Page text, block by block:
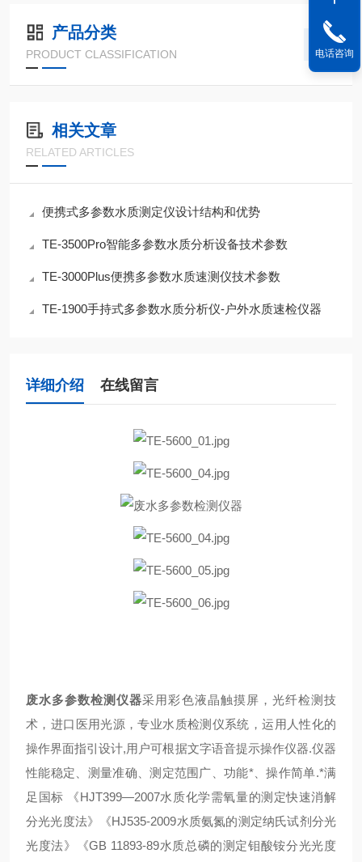
产品分类
PRODUCT CLASSIFICATION
相关文章
RELATED ARTICLES
便携式多参数水质测定仪设计结构和优势
TE-3500Pro智能多参数水质分析设备技术参数
TE-3000Plus便携多参数水质速测仪技术参数
TE-1900手持式多参数水质分析仪-户外水质速检仪器
详细介绍 在线留言
废水多参数检测仪器采用彩色液晶触摸屏，光纤检测技
术，进口医用光源，专业水质检测仪系统，运用人性化的
操作界面指引设计,用户可根据文字语音提示操作仪器.仪器
性能稳定、测量准确、测定范围广、功能*、操作简单.*满
足国标 《HJT399—2007水质化学需氧量的测定快速消解
分光光度法》《HJ535-2009水质氨氮的测定纳氏试剂分光
光度法》《GB 11893-89水质总磷的测定钼酸铵分光光度
电话咨询